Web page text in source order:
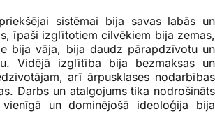
sistēmai bija savas labās un
īpaši izglītotiem cilvēkiem bija zemas,
bija vāja, bija daudz pārapdzīvotu un
Vidējā izglītība bija bezmaksas un
arī ārpusklases nodarbības
Darbs un atalgojums tika nodrošināts
vienīgā un dominējošā ideoloģija bija